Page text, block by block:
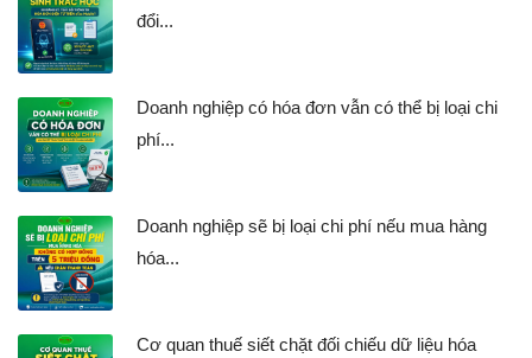
đổi...
Doanh nghiệp có hóa đơn vẫn có thể bị loại chi
phí...
Doanh nghiệp sẽ bị loại chi phí nếu mua hàng
hóa...
Cơ quan thuế siết chặt đối chiếu dữ liệu hóa